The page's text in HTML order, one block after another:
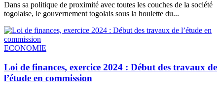
Dans sa politique de proximité avec toutes les couches de la société
togolaise, le gouvernement togolais sous la houlette du...
ECONOMIE
Loi de finances, exercice 2024 : Début des travaux de
l’étude en commission